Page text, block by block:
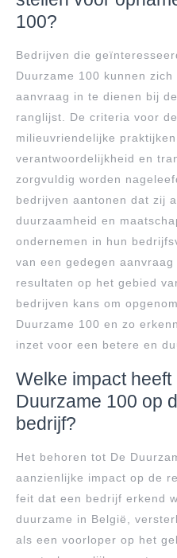
100?
Bedrijven die
Duurzame 100 kunnen
aanvraag in te dienen bij
ranglijst. De criteria voor
milieuvriendelijke
verantwoordelijkheid en
zorgvuldig worden
bedrijven aantonen dat zij
duurzaamheid en
ondernemen in hun
van een gedegen
resultaten op het gebied
bedrijven kans om
Duurzame 100 en zo
inzet voor een betere en
Welke impact
Duurzame 100 op
bedrijf?
Het behoren tot De
aanzienlijke impact op de
feit dat een bedrijf erkend
duurzame in België,
als een voorloper op het